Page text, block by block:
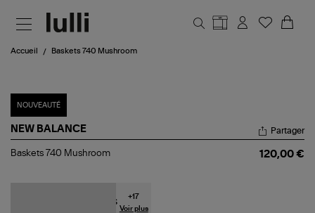
Accueil Baskets 740 Mushroom
NOUVEAUTÉ
NEW BALANCE
Baskets
Partager
Baskets 740 Mushroom 120,00 €
+17
Voir plus